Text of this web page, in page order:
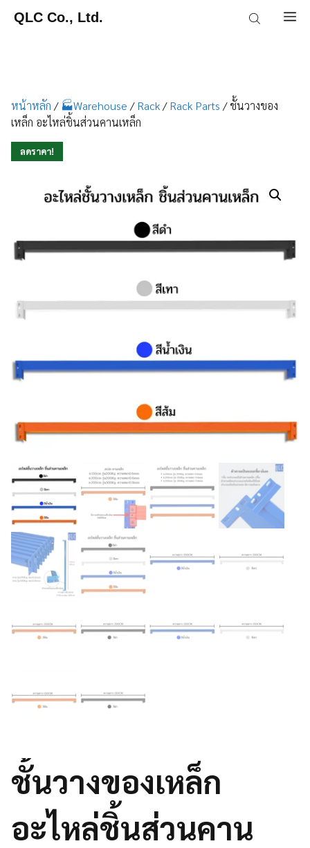
QLC Co., Ltd.
หน้าหลัก / 🏭Warehouse /Rack/Rack Parts / ชั้นวางของ
เหล็ก อะไหล่ชิ้นส่วนคานเหล็ก
ลดราคา!
ชั้นวางของเหล็ก
อะไหล่ชิ้นส่วนคาน